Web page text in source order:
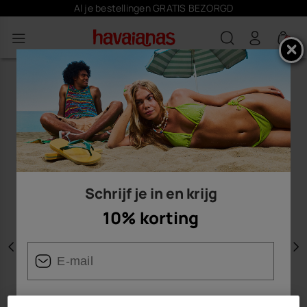
Al je bestellingen GRATIS BEZORGD
0
Vorige
Schrijf je in en krijg
10% korting